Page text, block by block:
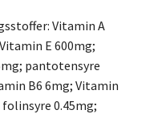
Vitamin A
E 600mg;
pantotensyre
B6 6mg; Vitamin
folinsyre 0.45mg;